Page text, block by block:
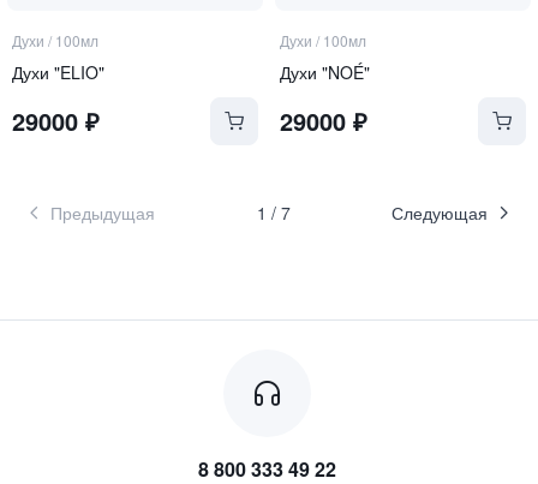
Духи / 100мл
Духи "ELIO"
29000 ₽
Духи / 100мл
Духи "NOÉ"
29000₽
Предыдущая 1 / 7 Следующая
8 800 333 49 22